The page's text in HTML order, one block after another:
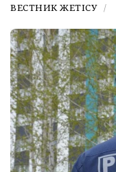
ВЕСТНИК ЖЕТІСУ